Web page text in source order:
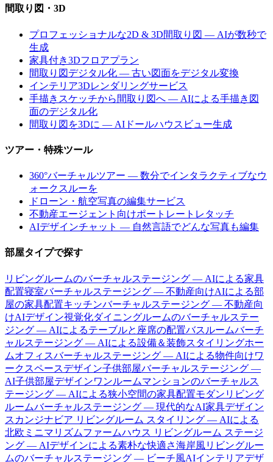
間取り図・3D
プロフェッショナルな2D & 3D間取り図 — AIが数秒で
生成
家具付き3Dフロアプラン
間取り図デジタル化 — 古い図面をデジタル変換
インテリア3Dレンダリングサービス
手描きスケッチから間取り図へ — AIによる手描き図
面のデジタル化
間取り図を3Dに — AIドールハウスビュー生成
ツアー・特殊ツール
360°バーチャルツアー — 数分でインタラクティブなウ
ォークスルーを
ドローン・航空写真の編集サービス
不動産エージェント向けポートレートレタッチ
AIデザインチャット — 自然言語でどんな写真も編集
部屋タイプで探す
リビングルームのバーチャルステージング — AIによる家具
配置寝室バーチャルステージング — 不動産向けAIによる部
屋の家具配置キッチンバーチャルステージング — 不動産向
けAIデザイン視覚化ダイニングルームのバーチャルステー
ジング — AIによるテーブルと座席の配置バスルームバーチ
ャルステージング — AIによる設備＆装飾スタイリングホー
ムオフィスバーチャルステージング — AIによる物件向けワ
ークスペースデザイン子供部屋バーチャルステージング —
AI子供部屋デザインワンルームマンションのバーチャルス
テージング — AIによる狭小空間の家具配置モダンリビング
ルームバーチャルステージング — 現代的なAI家具デザイン
スカンジナビア リビングルーム スタイリング — AIによる
北欧ミニマリズムファームハウス リビングルーム ステージ
ング — AIデザインによる素朴な快適さ海岸風リビングルー
ムのバーチャルステージング — ビーチ風AIインテリアデザ